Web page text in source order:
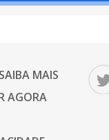
SAIBA MAIS
AGORA